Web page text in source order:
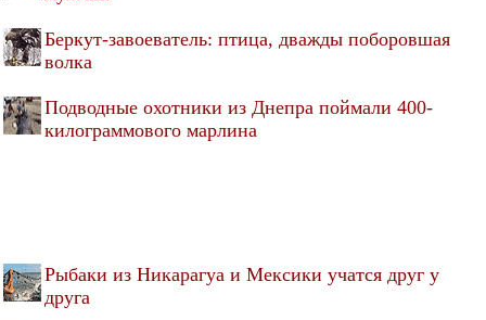
Беркут-завоеватель: птица, дважды поборовшая
волка
Подводные охотники из Днепра поймали 400-
килограммового марлина
Рыбаки из Никарагуа и Мексики учатся друг у
друга